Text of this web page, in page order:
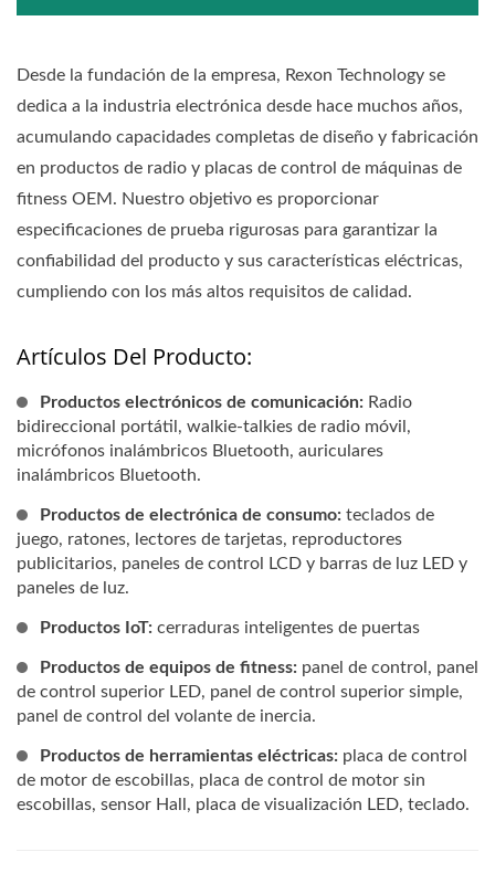
Desde la fundación de la empresa, Rexon Technology se
dedica a la industria electrónica desde hace muchos años,
acumulando capacidades completas de diseño y fabricación
en productos de radio y placas de control de máquinas de
fitness OEM. Nuestro objetivo es proporcionar
especificaciones de prueba rigurosas para garantizar la
confiabilidad del producto y sus características eléctricas,
cumpliendo con los más altos requisitos de calidad.
Artículos Del Producto:
Productos electrónicos de comunicación: Radio
bidireccional portátil, walkie-talkies de radio móvil,
micrófonos inalámbricos Bluetooth, auriculares
inalámbricos Bluetooth.
Productos de electrónica de consumo: teclados de
juego, ratones, lectores de tarjetas, reproductores
publicitarios, paneles de control LCD y barras de luz LED y
paneles de luz.
Productos IoT: cerraduras inteligentes de puertas
Productos de equipos de fitness: panel de control, panel
de control superior LED, panel de control superior simple,
panel de control del volante de inercia.
Productos de herramientas eléctricas: placa de control
de motor de escobillas, placa de control de motor sin
escobillas, sensor Hall, placa de visualización LED, teclado.